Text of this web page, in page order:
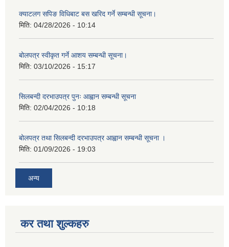
क्याटलग सपिङ विधिबाट बस खरिद गर्ने सम्बन्धी सूचना।
मिति: 04/28/2026 - 10:14
बोलपत्र स्वीकृत गर्ने आशय सम्बन्धी सूचना।
मिति: 03/10/2026 - 15:17
सिलबन्दी दरभाउपत्र पुनः आह्वान सम्बन्धी सूचना
मिति: 02/04/2026 - 10:18
बोलपत्र तथा सिलबन्दी दरभाउपत्र आह्वान सम्बन्धी सूचना ।
मिति: 01/09/2026 - 19:03
अन्य
कर तथा शुल्कहरु